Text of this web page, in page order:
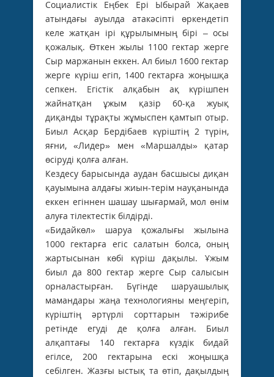
Социалистік Еңбек Ері Ыбырай Жақаев
атындағы ауылда атакәсіпті өркендетіп
келе жатқан ірі құрылымның бірі – осы
қожалық. Өткен жылы 1100 гектар жерге
Сыр маржанын еккен. Ал биыл 1600 гектар
жерге күріш егіп, 1400 гектарға жоңышқа
сепкен. Егістік алқабын ақ күрішпен
жайнатқан ұжым қазір 60-қа жуық
диқанды тұрақты жұмыспен қамтып отыр.
Биыл Асқар Бердібаев күріштің 2 түрін,
яғни, «Лидер» мен «Маршалды» қатар
өсіруді қолға алған.
Кездесу барысында аудан басшысы диқан
қауымына алдағы жиын-терім науқанында
еккен егіннен шашау шығармай, мол өнім
алуға тілектестік білдірді.
«Бидайкөл» шаруа қожалығы жылына
1000 гектарға егіс салатын болса, оның
жартысынан көбі күріш дақылы. Ұжым
биыл да 800 гектар жерге Сыр салысын
орналастырған. Бүгінде шаруашылық
мамандары жаңа технологияны меңгеріп,
күріштің әртүрлі сорттарын тәжірибе
ретінде егуді де қолға алған. Биыл
алқаптағы 140 гектарға күздік бидай
егілсе, 200 гектарына ескі жоңышқа
себілген. Жазғы ыстық та өтіп, дақылдың